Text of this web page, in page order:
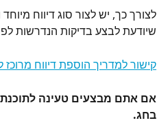
לצורך כך, יש לצור סוג דיווח
שיודעת לבצע בדיקות הנדרשות
קישור למדריך הוספת דיווח מרוכז
אם אתם מבצעים טעינה
בחג.